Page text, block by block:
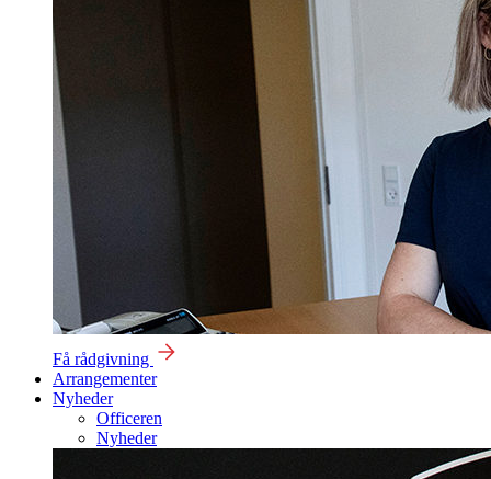
Få rådgivning
Arrangementer
Nyheder
Officeren
Nyheder